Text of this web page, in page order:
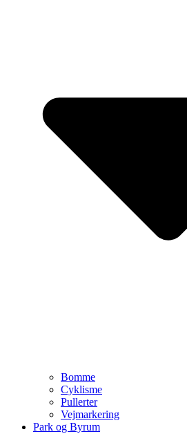
Bomme
Cyklisme
Pullerter
Vejmarkering
Park og Byrum